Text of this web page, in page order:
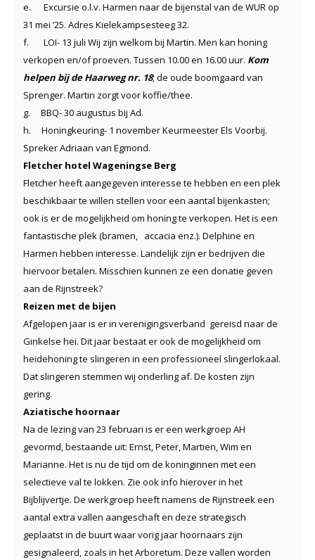
e. Excursie o.l.v. Harmen naar de bijenstal van de WUR op
31 mei ’25. Adres Kielekampsesteeg 32.
f. LOI- 13 juli Wij zijn welkom bij Martin. Men kan honing
verkopen en/of proeven. Tussen 10.00 en 16.00 uur. Kom
helpen bij de Haarweg nr. 18; de oude boomgaard van
Sprenger. Martin zorgt voor koffie/thee.
g. BBQ- 30 augustus bij Ad.
h. Honingkeuring- 1 november Keurmeester Els Voorbij.
Spreker Adriaan van Egmond.
Fletcher hotel Wageningse Berg
Fletcher heeft aangegeven interesse te hebben en een plek
beschikbaar te willen stellen voor een aantal bijenkasten;
ook is er de mogelijkheid om honing te verkopen. Het is een
fantastische plek (bramen, accacia enz.). Delphine en
Harmen hebben interesse. Landelijk zijn er bedrijven die
hiervoor betalen. Misschien kunnen ze een donatie geven
aan de Rijnstreek?
Reizen met de bijen
Afgelopen jaar is er in verenigingsverband gereisd naar de
Ginkelse hei. Dit jaar bestaat er ook de mogelijkheid om
heidehoning te slingeren in een professioneel slingerlokaal.
Dat slingeren stemmen wij onderling af. De kosten zijn
gering.
Aziatische hoornaar
Na de lezing van 23 februari is er een werkgroep AH
gevormd, bestaande uit: Ernst, Peter, Martien, Wim en
Marianne. Het is nu de tijd om de koninginnen met een
selectieve val te lokken. Zie ook info hierover in het
Bijblijvertje. De werkgroep heeft namens de Rijnstreek een
aantal extra vallen aangeschaft en deze strategisch
geplaatst in de buurt waar vorig jaar hoornaars zijn
gesignaleerd, zoals in het Arboretum. Deze vallen worden